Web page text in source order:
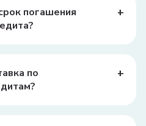
погашения
+
по
+